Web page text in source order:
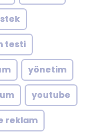
testi
yönetim
youtube
reklam